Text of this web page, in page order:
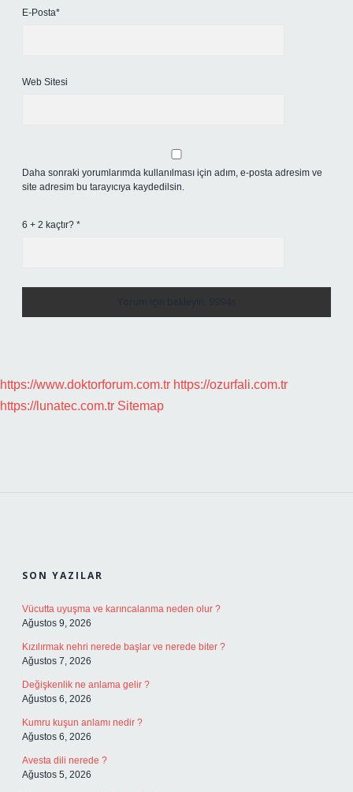
E-Posta*
Web Sitesi
Daha sonraki yorumlarımda kullanılması için adım, e-posta adresim ve
site adresim bu tarayıcıya kaydedilsin.
6 + 2 kaçtır? *
https://www.doktorforum.com.tr https://ozurfali.com.tr
https://lunatec.com.tr Sitemap
SON YAZILAR
Vücutta uyuşma ve karıncalanma neden olur ?
Ağustos 9, 2026
Kızılırmak nehri nerede başlar ve nerede biter ?
Ağustos 7, 2026
Değişkenlik ne anlama gelir ?
Ağustos 6, 2026
Kumru kuşun anlamı nedir ?
Ağustos 6, 2026
Avesta dili nerede ?
Ağustos 5, 2026